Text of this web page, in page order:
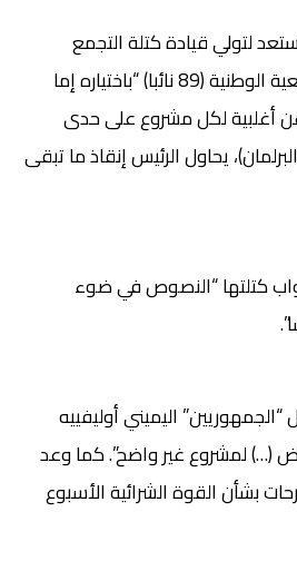
لتولي قيادة كتلة التجمع
الوطني القوية في الجمعية الوطنية (89 نائبا) “باختياره إما
أغلبية لكل مشروع على حدى
يحاول الرئيس إنقاذ ما تبقى
كتلتها “النصوص في ضوء
اليميني أوليفييه
(…) لمشروع غير واضح”. كما وعد
بشأن القوة الشرائية الأسبوع